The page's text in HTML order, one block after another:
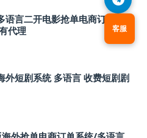
言二开电影抢单电商订单系
代理
短剧系统 多语言 收费短剧剧
客服